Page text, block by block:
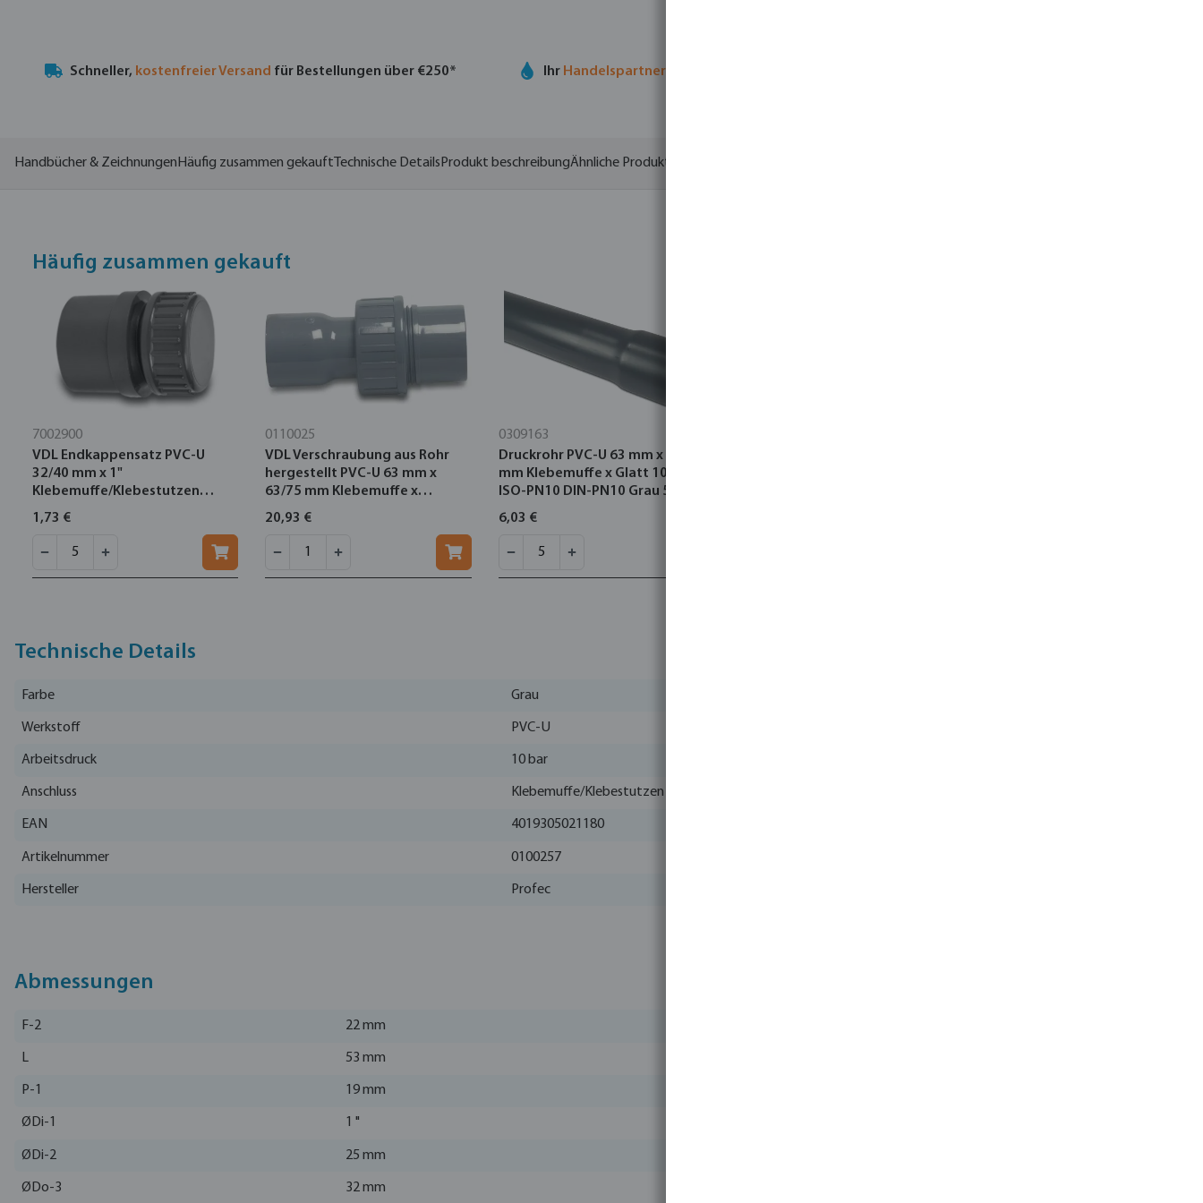
Schneller, kostenfreier Versand für Bestellungen über €250* Ihr Handelspartner
Handbücher & Zeichnungen Häufig zusammen gekauft Technische Details Produkt beschreibungÄhnliche Produkte
Häufig zusammen gekauft
7002900
VDL Endkappensatz PVC-U
32/40 mm x 1"
Klebemuffe/Klebestutzen
10bar Grau
1,73 €
0110025
VDL Verschraubung aus Rohr
hergestellt PVC-U 63 mm x
63/75 mm Klebemuffe x
Klebemuffe/Klebestutzen
10bar Grau
20,93 €
0309163
Druckrohr PVC-U 63 mm x 3,0
mm Klebemuffe x Glatt 10bar
ISO-PN10 DIN-PN10 Grau 5m
6,03 €
Technische Details
Farbe Grau
Werkstoff PVC-U
Arbeitsdruck 10 bar
Anschluss Klebemuffe/Klebestutzen x Innengewinde
EAN 4019305021180
Artikelnummer 0100257
Hersteller Profec
Abmessungen
F-2 22 mm
L 53 mm
P-1 19 mm
ØDi-1 1 "
ØDi-2 25 mm
ØDo-3 32 mm